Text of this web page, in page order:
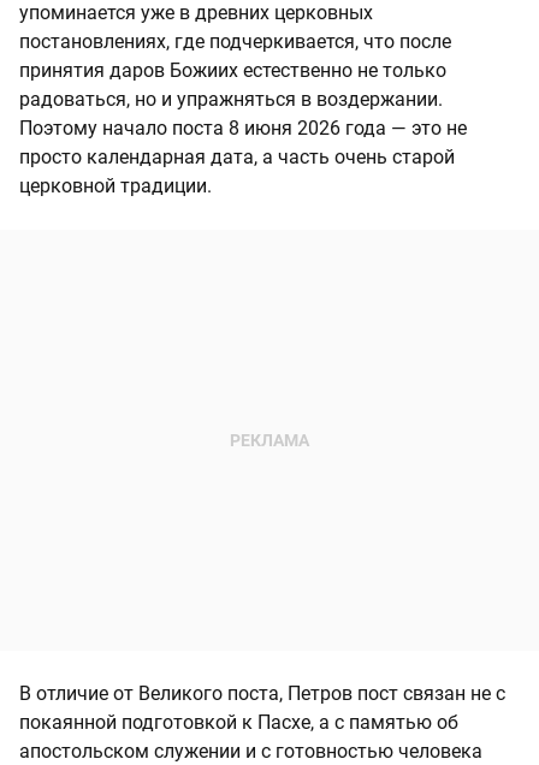
упоминается уже в древних церковных
постановлениях, где подчеркивается, что после
принятия даров Божиих естественно не только
радоваться, но и упражняться в воздержании.
Поэтому начало поста 8 июня 2026 года — это не
просто календарная дата, а часть очень старой
церковной традиции.
В отличие от Великого поста, Петров пост связан не с
покаянной подготовкой к Пасхе, а с памятью об
апостольском служении и с готовностью человека